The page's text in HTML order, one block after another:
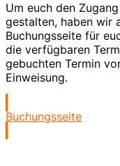
Um euch den
gestalten, haben wir
Buchungsseite für
die verfügbaren
gebuchten Termin
Einweisung.
Buchungsseite